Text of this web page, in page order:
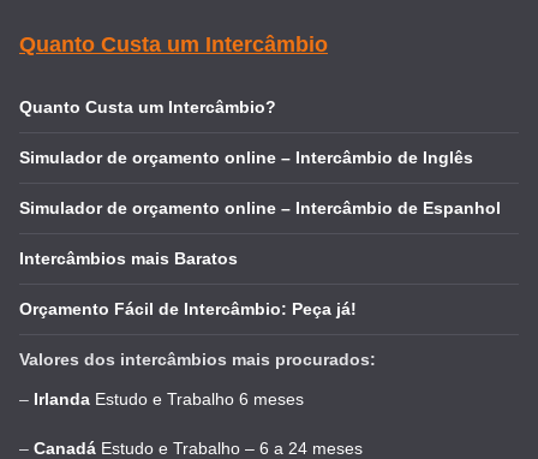
Quanto Custa um Intercâmbio
Quanto Custa um Intercâmbio?
Simulador de orçamento online – Intercâmbio de Inglês
Simulador de orçamento online – Intercâmbio de Espanhol
Intercâmbios mais Baratos
Orçamento Fácil de Intercâmbio: Peça já!
Valores dos intercâmbios mais procurados:
– Irlanda Estudo e Trabalho 6 meses
– Canadá Estudo e Trabalho – 6 a 24 meses